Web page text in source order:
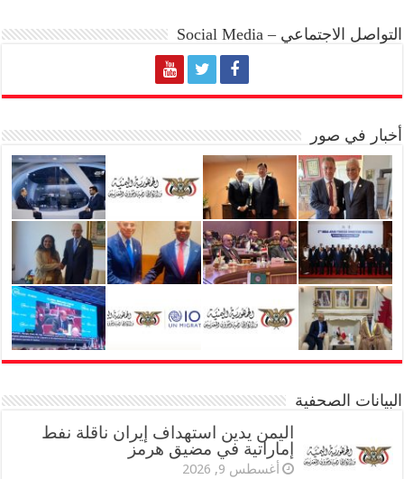
التواصل الاجتماعي – Social Media
أخبار في صور
البيانات الصحفية
اليمن يدين استهداف إيران ناقلة نفط
إماراتية في مضيق هرمز
أغسطس 9, 2026